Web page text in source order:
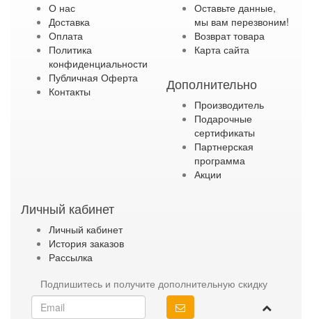
О нас
Доставка
Оплата
Политика
конфиденциальности
Публичная Оферта
Контакты
Оставьте данные,
мы вам перезвоним!
Возврат товара
Карта сайта
Дополнительно
Производитель
Подарочные
сертификаты
Партнерская
программа
Акции
Личный кабинет
Личный кабинет
История заказов
Рассылка
Подпишитесь и получите дополнительную скидку